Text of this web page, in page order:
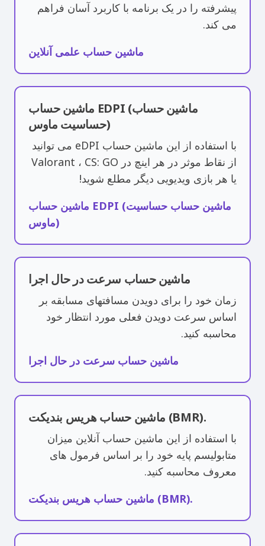
پیشرفته را در یک برنامه با کاربرد آسان فراهم
می کند.
ماشین حساب علمی آنلاین
ماشین حساب EDPI (ماشین حساب
حساسیت ماوس)
با استفاده از این ماشین حساب eDPI می توانید
از نقاط موثر در هر اینچ در Valorant ، CS: GO
یا هر بازی ویدیویی دیگر مطلع شوید!
ماشین حساب EDPI (ماشین حساب حساسیت
ماوس)
ماشین حساب سرعت در حال اجرا
زمان خود را برای دویدن مسافتهای مسابقه بر
اساس سرعت دویدن فعلی مورد انتظار خود
محاسبه کنید.
ماشین حساب سرعت در حال اجرا
ماشین حساب هریس بندیکت (BMR).
با استفاده از این ماشین حساب آنلاین میزان
متابولیسم پایه خود را بر اساس فرمول های
معروف محاسبه کنید.
ماشین حساب هریس بندیکت (BMR).